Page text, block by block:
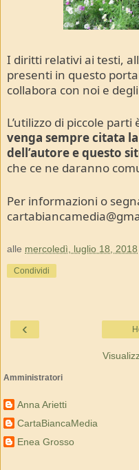
I diritti relativi ai testi,
presenti in questo
collabora con noi e
L’utilizzo di piccole parti
venga sempre citata
dell’autore e questo
che ce ne daranno
Per informazioni o
alle mercoledì, luglio 18, 2018
Condividi
‹
Amministratori
Anna Arietti
CartaBiancaMedia
Enea Grosso